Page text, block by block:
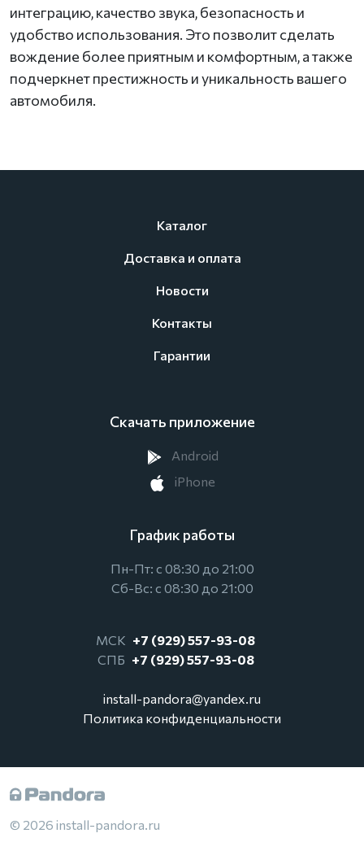
интеграцию, качество звука, безопасность и
удобство использования. Это позволит сделать
вождение более приятным и комфортным, а также
подчеркнет престижность и уникальность вашего
автомобиля.
Каталог
Доставка и оплата
Новости
Контакты
Гарантии
Скачать приложение
Android
iPhone
График работы
Пн-Пт: с 08:30 до 21:00
Сб-Вс: с 08:30 до 21:00
МСК +7 (929) 557-93-08
СПБ +7 (929) 557-93-08
install-pandora@yandex.ru
Политика конфиденциальности
© 2026 install-pandora.ru